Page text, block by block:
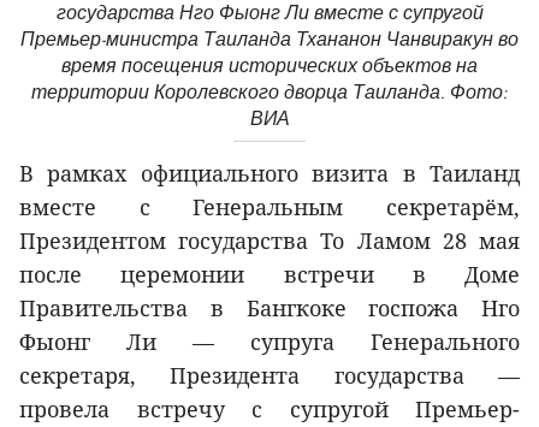
государства Нго Фыонг Ли вместе с супругой
Премьер-министра Таиланда Тхананон Чанвиракун во
время посещения исторических объектов на
территории Королевского дворца Таиланда. Фото:
ВИА
В рамках официального визита в Таиланд
вместе с Генеральным секретарём,
Президентом государства То Ламом 28 мая
после церемонии встречи в Доме
Правительства в Бангкоке госпожа Нго
Фыонг Ли — супруга Генерального
секретаря, Президента государства —
провела встречу с супругой Премьер-